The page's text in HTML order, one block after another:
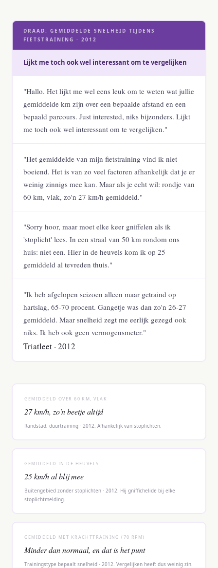
DRAAD: GEMIDDELDE SNELHEID TIJDENS
FIETSTRAINING · 2012
Lijkt me toch ook wel interessant om te vergelijken
"Hallo. Het lijkt me wel eens leuk om te weten wat jullie
gemiddelde km zijn over een bepaalde afstand en een
bepaald parcours. Just interested, niks bijzonders. Lijkt
me toch ook wel interessant om te vergelijken."
"Het gemiddelde van mijn fietstraining vind ik niet
boeiend. Het is van zo veel factoren afhankelijk dat je er
weinig zinnigs mee kan. Maar als je echt wil: rondje van
60 km, vlak, zo'n 27 km/h gemiddeld."
"Sorry hoor, maar moet elke keer gniffelen als ik
'stoplicht' lees. In een straal van 50 km rondom ons
huis: niet een. Hier in de heuvels kom ik op 25
gemiddeld al tevreden thuis."
"Ik heb afgelopen seizoen alleen maar getraind op
hartslag, 65-70 procent. Gangetje was dan zo'n 26-27
gemiddeld. Maar snelheid zegt me eerlijk gezegd ook
niks. Ik heb ook geen vermogensmeter."
Triatleet · 2012
GEMIDDELD OVER 60 KM, VLAK
27 km/h, zo'n beetje altijd
Randstad, duurtraining · 2012. Afhankelijk van stoplichten.
GEMIDDELD IN DE HEUVELS
25 km/h al blij mee
Buitengebied zonder stoplichten · 2012. Hij gniffichelide bij elke
stoplichtmelding.
GEMIDDELD MET KRACHTTRAINING (70 RPM)
Minder dan normaal, en dat is het punt
Trainingstype bepaalt snelheid · 2012. Vergelijken heeft dus weinig zin.